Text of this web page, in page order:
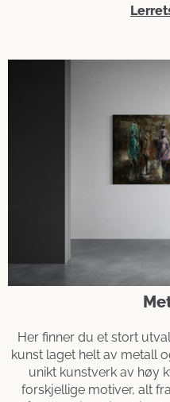
Her finner du et stort
kunst laget helt av metall
unikt kunstverk av høy
forskjellige motiver, alt